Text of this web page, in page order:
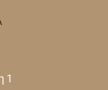
1